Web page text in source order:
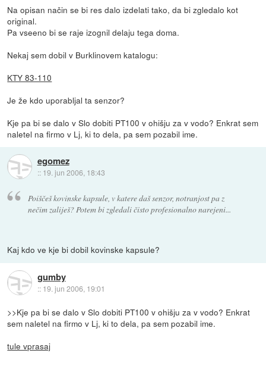
Na opisan način se bi res dalo izdelati tako, da bi zgledalo kot
original.
Pa vseeno bi se raje izognil delaju tega doma.
Nekaj sem dobil v Burklinovem katalogu:
KTY 83-110
Je že kdo uporabljal ta senzor?
Kje pa bi se dalo v Slo dobiti PT100 v ohišju za v vodo? Enkrat sem
naletel na firmo v Lj, ki to dela, pa sem pozabil ime.
egomez
:: 19. jun 2006, 18:43
Poiščeš kovinske kapsule, v katere daš senzor, notranjost pa z
nečim zaliješ? Potem bi zgledali čisto profesionalno narejeni...
Kaj kdo ve kje bi dobil kovinske kapsule?
gumby
:: 19. jun 2006, 19:01
>>Kje pa bi se dalo v Slo dobiti PT100 v ohišju za v vodo? Enkrat
sem naletel na firmo v Lj, ki to dela, pa sem pozabil ime.
tule vprasaj